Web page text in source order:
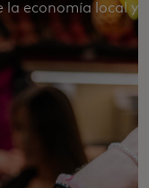
economía local y